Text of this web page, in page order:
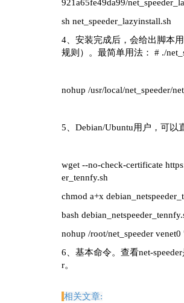
921a65fe49da99/
sh net_speeder_lazyinstall.sh
4、安装完成后，会给出脚本
规则）。最简单用法： # ./
nohup /usr/local/net_speeder/
5、Debian/Ubuntu用户，可以
wget --no-check-certificate
er_tennfy.sh
chmod a+x
bash
nohup /root/net_speeder
6、基本命令。查看net-
r。
相关文章: